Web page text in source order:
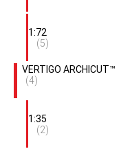
1:72
(5)
VERTIGO ARCHICUT™
(4)
1:35
(2)